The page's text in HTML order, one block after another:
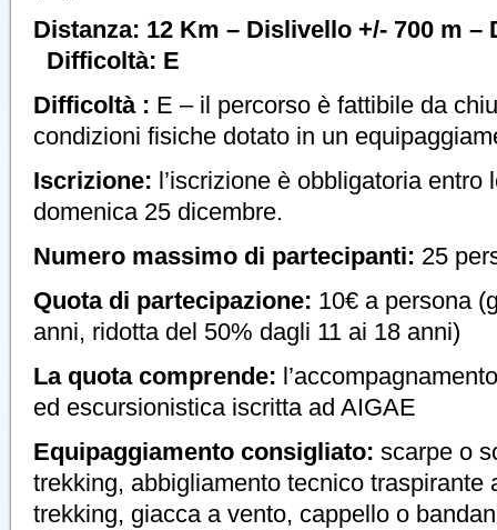
Distanza: 12 Km – Dislivello +/- 700 m –
Difficoltà: E
Difficoltà : E – il percorso è fattibile da
condizioni fisiche dotato in un
Iscrizione: l’iscrizione è obbligatoria entro
domenica 25 dicembre.
Numero massimo di partecipanti: 25
Quota di partecipazione: 10€ a persona
anni, ridotta del 50% dagli 11 ai 18 anni)
La quota comprende:
ed escursionistica iscritta ad AIGAE
Equipaggiamento consigliato: scarpe o
trekking, abbigliamento tecnico traspirante
trekking, giacca a vento, cappello o